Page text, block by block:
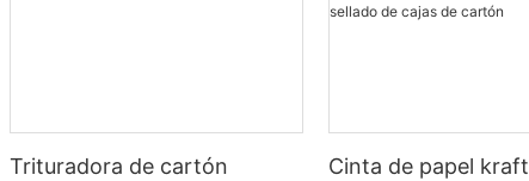
Trituradora de cartón
Cinta de papel kraft